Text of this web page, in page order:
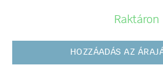
Raktáron
HOZZÁADÁS AZ